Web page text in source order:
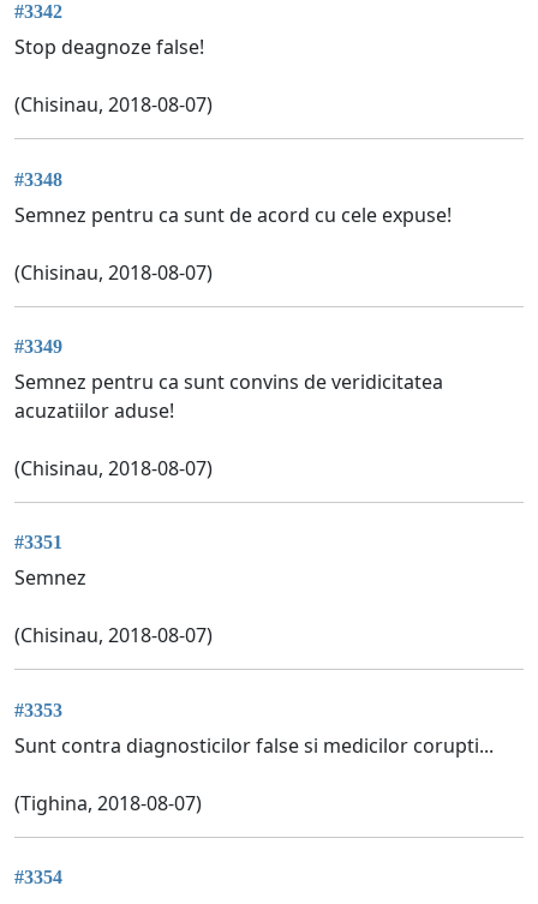
#3342
Stop deagnoze false!
(Chisinau, 2018-08-07)
#3348
Semnez pentru ca sunt de acord cu cele expuse!
(Chisinau, 2018-08-07)
#3349
Semnez pentru ca sunt convins de veridicitatea
acuzatiilor aduse!
(Chisinau, 2018-08-07)
#3351
Semnez
(Chisinau, 2018-08-07)
#3353
Sunt contra diagnosticilor false si medicilor corupti...
(Tighina, 2018-08-07)
#3354